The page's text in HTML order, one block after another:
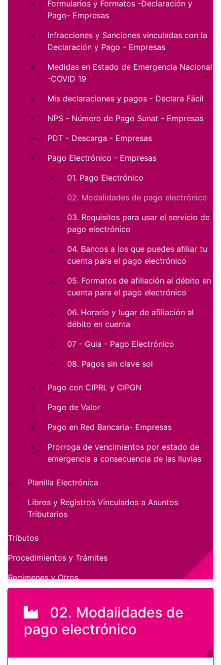
02. Modalidades de
pago electrónico
Formularios y Formatos -Declaración y
Pago- Empresas
Infracciones y Sanciones vinculadas con la
Declaración y Pago - Empresas
Medidas en Estado de Emergencia Nacional
-COVID 19
Mis declaraciones y pagos - Declara Fácil
NPS - Número de Pago Sunat - Empresas
PDT - Descarga - Empresas
Pago Electrónico - Empresas
01. Pago Electrónico
02. Modalidades de pago electrónico
03. Requisitos para usar el servicio de
pago electrónico
04. Bancos a los que puedes afiliar tu
cuenta para el pago electrónico
05. Formatos de afiliación al débito en
cuenta para el pago electrónico
06. Horario y lugar de afiliación al
débito en cuenta
07 - Guia - Pago Electrónico
08. Pagos sin clave sol
Pago con CIPRL y CIPGN
Pago de Valor
Pago en Red Bancaria- Empresas
Prorroga de vencimientos por estado de
emergencia a consecuencia de las lluvias
Planilla Electrónica
Libros y Registros Vinculados a Asuntos
Tributarios
Tributos
Procedimientos y Trámites
Regimenes y Otros